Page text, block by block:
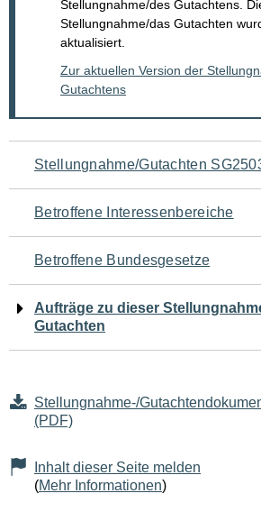
Stellungnahme/des Gutachtens.
Stellungnahme/das Gutachten
aktualisiert.
Zur aktuellen Version der
Gutachtens
Navigation
für
den
Seiteninhalt
Stellungnahme/Gutachten
Betroffene Interessenbereiche
Betroffene Bundesgesetze
Aufträge zu dieser
Gutachten
Stellungnahme-/
(PDF)
Inhalt dieser Seite melden
(Mehr Informationen)